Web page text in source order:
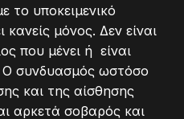
το υποκειμενικό
μόνος. Δεν είναι
που μένει ή είναι
Ο συνδυασμός ωστόσο
και της αίσθησης
αρκετά σοβαρός και